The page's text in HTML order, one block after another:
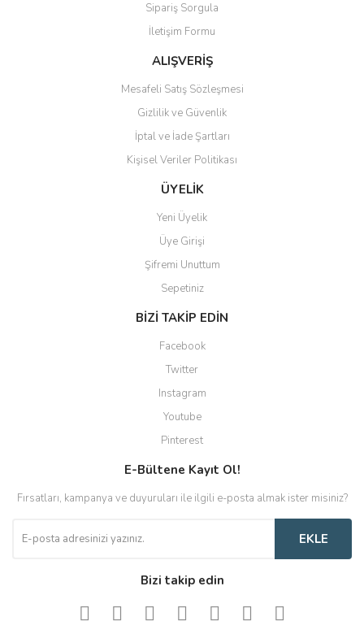
Ürün bilgilerinde hatalar bulunuyor.
Ürün fiyatı diğer sitelerden daha pahalı.
Bu ürüne benzer farklı alternatifler olmalı.
Gönder
Sipariş Sorgula
İletişim Formu
ALIŞVERİŞ
Mesafeli Satış Sözleşmesi
Gizlilik ve Güvenlik
İptal ve İade Şartları
Kişisel Veriler Politikası
ÜYELİK
Yeni Üyelik
Üye Girişi
Şifremi Unuttum
Sepetiniz
BİZİ TAKİP EDİN
Facebook
Twitter
Instagram
Youtube
Pinterest
E-Bültene Kayıt Ol!
Fırsatları, kampanya ve duyuruları ile ilgili e-posta almak ister misiniz?
EKLE
Bizi takip edin